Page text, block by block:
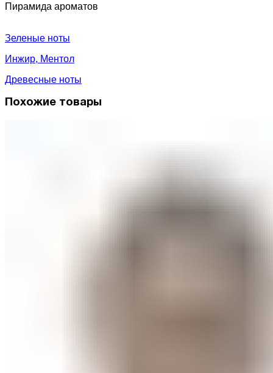
Пирамида ароматов
Зеленые ноты
Инжир, Ментол
Древесные ноты
Похожие товары